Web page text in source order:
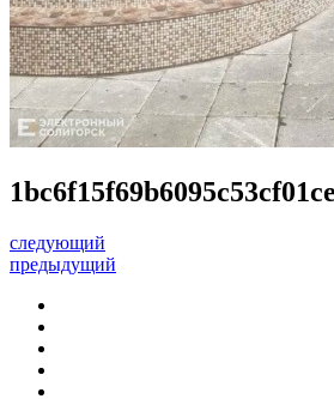
следующий
предыдущий